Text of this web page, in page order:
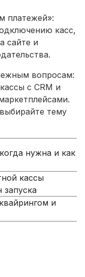
платежей»:
касс,
сайте и
вопросам:
с CRM и
тему
нужна и как
кассы
и